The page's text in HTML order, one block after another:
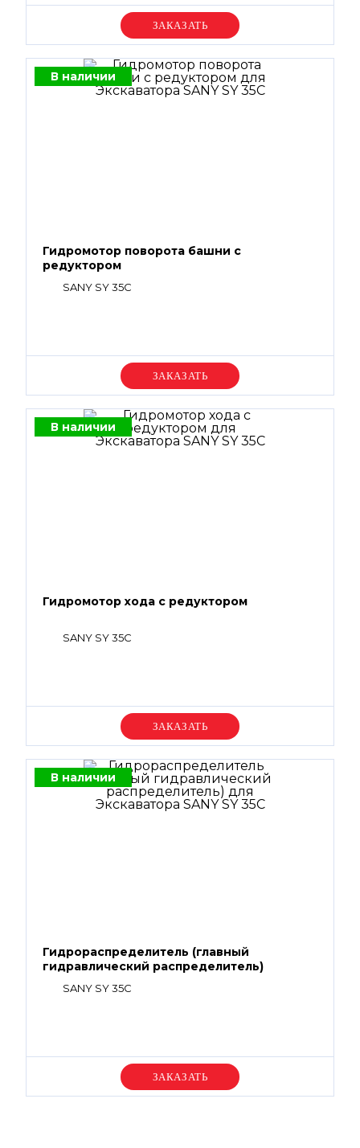
Уточняйте цену
В наличии
Гидромотор поворота башни с
редуктором
SANY SY 35C
Уточняйте цену
В наличии
Гидромотор хода с редуктором
SANY SY 35C
Уточняйте цену
В наличии
Гидрораспределитель (главный
гидравлический распределитель)
SANY SY 35C
Уточняйте цену